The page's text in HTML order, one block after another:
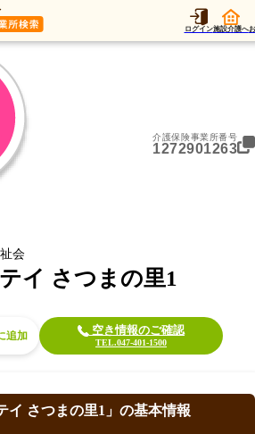
ログイン施設介護へ
アク
入所生活
会
介護保険事業所番号
1272901263
イ さつまの里1
空き情報のご確認
TEL.047-401-1500
イ さつまの里1」の基本情報